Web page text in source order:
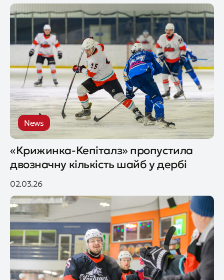
News
«Крижинка-Кепіталз» пропустила
двозначну кількість шайб у дербі
02.03.26